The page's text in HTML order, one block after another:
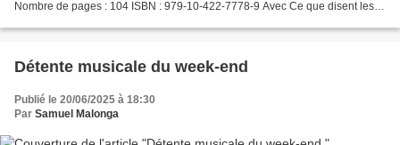
Nombre de pages : 104 ISBN : 979-10-422-7778-9 Avec Ce que disent les
Détente musicale du week-end
Publié le 20/06/2025 à 18:30
Par Samuel Malonga